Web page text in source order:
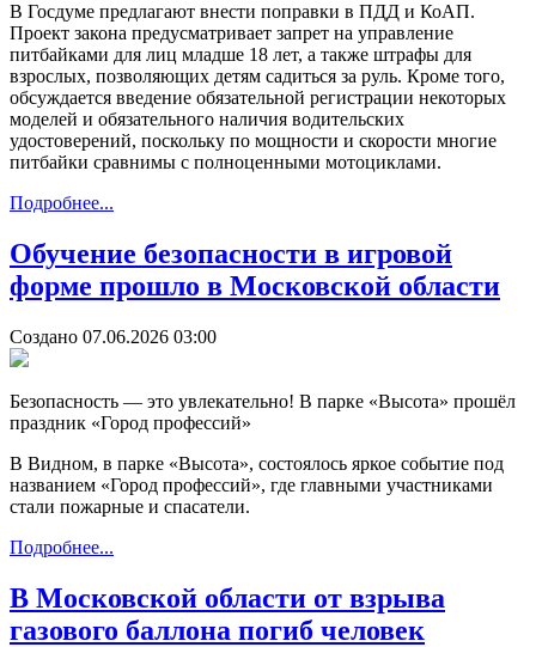
В Госдуме предлагают внести поправки в ПДД и КоАП.
Проект закона предусматривает запрет на управление
питбайками для лиц младше 18 лет, а также штрафы для
взрослых, позволяющих детям садиться за руль. Кроме того,
обсуждается введение обязательной регистрации некоторых
моделей и обязательного наличия водительских
удостоверений, поскольку по мощности и скорости многие
питбайки сравнимы с полноценными мотоциклами.
Подробнее...
Обучение безопасности в игровой
форме прошло в Московской области
Создано 07.06.2026 03:00
Безопасность — это увлекательно! В парке «Высота» прошёл
праздник «Город профессий»
В Видном, в парке «Высота», состоялось яркое событие под
названием «Город профессий», где главными участниками
стали пожарные и спасатели.
Подробнее...
В Московской области от взрыва
газового баллона погиб человек